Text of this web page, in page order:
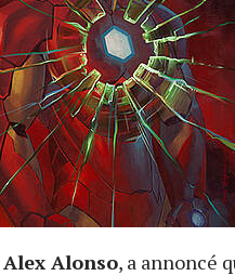
Alex Alonso, a annoncé